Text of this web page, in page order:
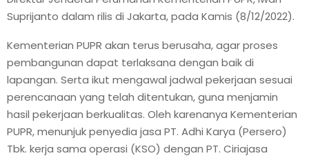
Suprijanto dalam rilis di Jakarta, pada Kamis (8/12/2022).
Kementerian PUPR akan terus berusaha, agar proses
pembangunan dapat terlaksana dengan baik di
lapangan. Serta ikut mengawal jadwal pekerjaan sesuai
perencanaan yang telah ditentukan, guna menjamin
hasil pekerjaan berkualitas. Oleh karenanya Kementerian
PUPR, menunjuk penyedia jasa PT. Adhi Karya (Persero)
Tbk. kerja sama operasi (KSO) dengan PT. Ciriajasa